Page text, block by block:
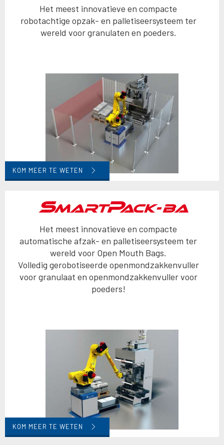
Het meest innovatieve en compacte
robotachtige opzak- en palletiseersysteem ter
wereld voor granulaten en poeders.
KOM MEER TE WETEN
Het meest innovatieve en compacte
automatische afzak- en palletiseersysteem ter
wereld voor Open Mouth Bags.
Volledig gerobotiseerde openmondzakkenvuller
voor granulaat en openmondzakkenvuller voor
poeders!
KOM MEER TE WETEN